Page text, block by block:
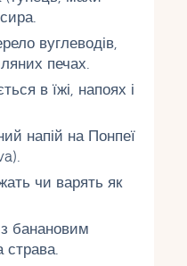
вуглеводів,
печах.
в їжі, напоях і
напій на Понпеї
чи варять як
банановим
страва.